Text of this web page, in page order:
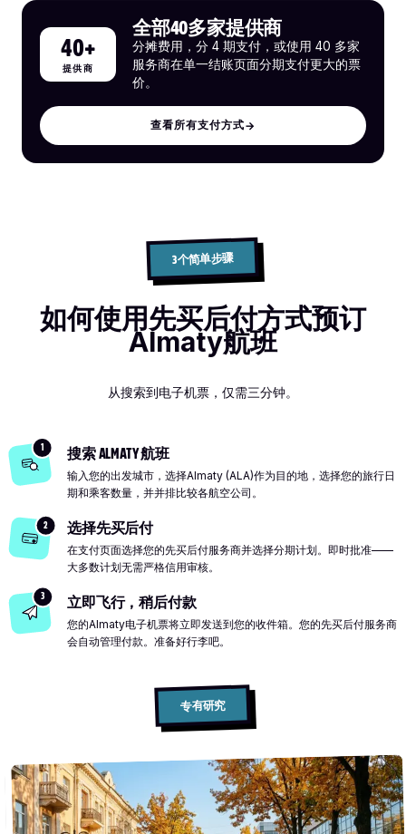
40+
提供商
全部40多家提供商
分摊费用，分 4 期支付，或使用 40 多家
服务商在单一结账页面分期支付更大的票
价。
查看所有支付方式→
3个简单步骤
如何使用先买后付方式预订
Almaty航班
从搜索到电子机票，仅需三分钟。
1 搜索 ALMATY 航班
输入您的出发城市，选择Almaty (ALA)作为目的地，选择您的旅行日
期和乘客数量，并并排比较各航空公司。
2 选择先买后付
在支付页面选择您的先买后付服务商并选择分期计划。即时批准——
大多数计划无需严格信用审核。
3 立即飞行，稍后付款
您的Almaty电子机票将立即发送到您的收件箱。您的先买后付服务商
会自动管理付款。准备好行李吧。
专有研究